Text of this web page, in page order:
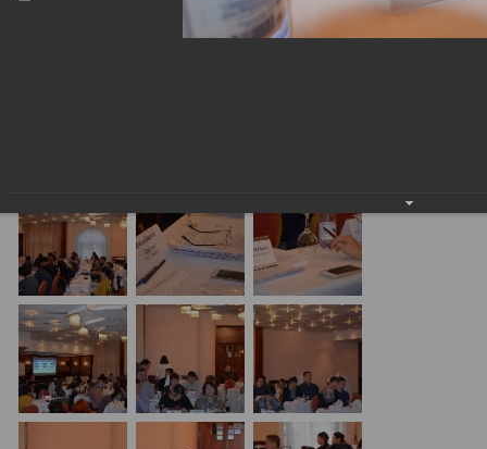
Семинар с КГД и разработчиками